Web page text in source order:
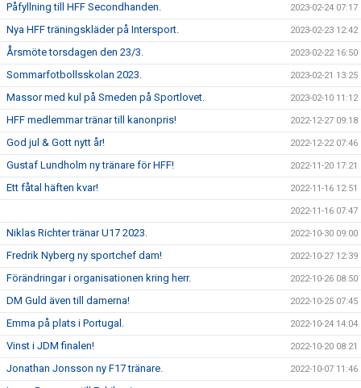
Påfyllning till HFF Secondhanden. 2023-02-24 07:17
Nya HFF träningskläder på Intersport. 2023-02-23 12:42
Årsmöte torsdagen den 23/3. 2023-02-22 16:50
Sommarfotbollsskolan 2023. 2023-02-21 13:25
Massor med kul på Smeden på Sportlovet. 2023-02-10 11:12
HFF medlemmar tränar till kanonpris! 2022-12-27 09:18
God jul & Gott nytt år! 2022-12-22 07:46
Gustaf Lundholm ny tränare för HFF! 2022-11-20 17:21
Ett fåtal häften kvar! 2022-11-16 12:51
2022-11-16 07:47
Niklas Richter tränar U17 2023. 2022-10-30 09:00
Fredrik Nyberg ny sportchef dam! 2022-10-27 12:39
Förändringar i organisationen kring herr. 2022-10-26 08:50
DM Guld även till damerna! 2022-10-25 07:45
Emma på plats i Portugal. 2022-10-24 14:04
Vinst i JDM finalen! 2022-10-20 08:21
Jonathan Jonsson ny F17 tränare. 2022-10-07 11:46